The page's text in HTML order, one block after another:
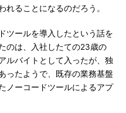
れることになるのだろう。
ツールを導入したという話を
のは、入社したての23歳の
ルバイトとして入ったが、独
ったようで、既存の業務基盤
ノーコードツールによるアプ